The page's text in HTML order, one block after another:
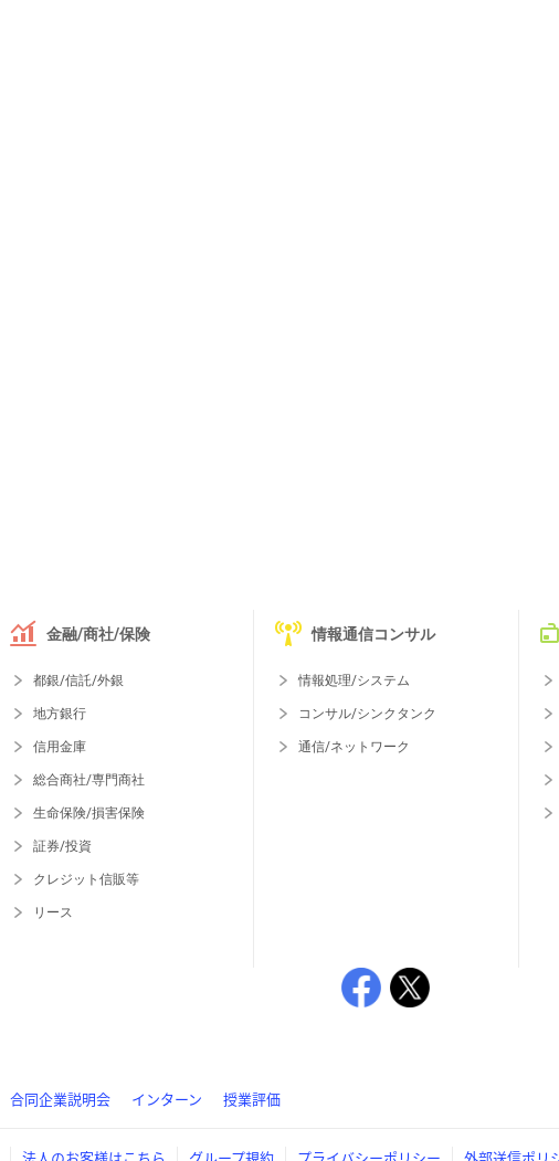
金融/商社/保険
都銀/信託/外銀
地方銀行
信用金庫
総合商社/専門商社
生命保険/損害保険
証券/投資
クレジット信販等
リース
情報通信コンサル
情報処理/システム
コンサル/シンクタンク
通信/ネットワーク
合同企業説明会 インターン 授業評価